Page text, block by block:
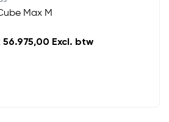
Max M
56.975,00 Excl. btw